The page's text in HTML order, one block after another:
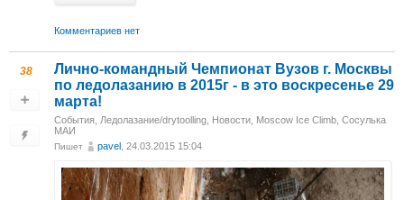
Комментариев нет
38
Лично-командный Чемпионат Вузов г. Москвы
по ледолазанию в 2015г - в это воскресенье 29
марта!
События Ледолазание/drytoolling Новости Moscow Ice Climb Сосулька
МАИ
Пишет pavel , 24.03.2015 15:04